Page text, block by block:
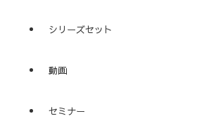
シリーズセット
動画
セミナー